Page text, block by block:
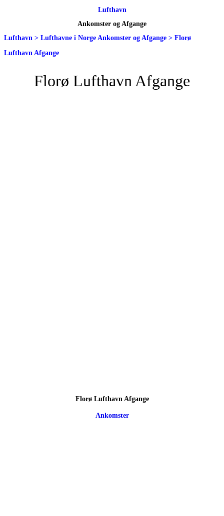
Lufthavn
Ankomster og Afgange
Lufthavn > Lufthavne i Norge Ankomster og Afgange > Florø
Lufthavn Afgange
Florø Lufthavn Afgange
Florø Lufthavn Afgange
Ankomster